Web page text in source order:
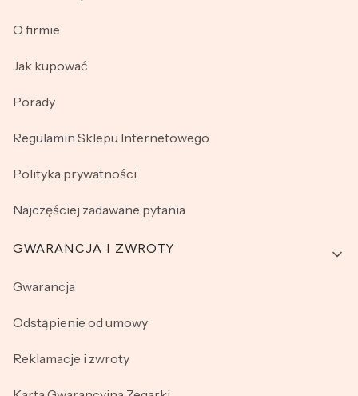
O firmie
Jak kupować
Porady
Regulamin Sklepu Internetowego
Polityka prywatności
Najczęściej zadawane pytania
GWARANCJA I ZWROTY
Gwarancja
Odstąpienie od umowy
Reklamacje i zwroty